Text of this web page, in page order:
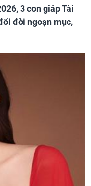
3 con giáp Tài
đời ngoạn mục,